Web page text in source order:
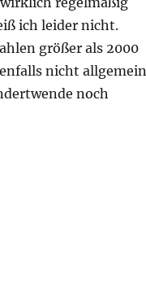
ich leider nicht.
größer als 2000
nicht allgemein
noch